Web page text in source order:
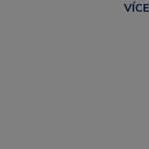
VÍCE